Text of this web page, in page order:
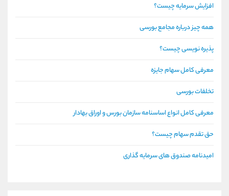
افزایش سرمایه چیست؟
همه چیز درباره مجامع بورسی
پذیره نویسی چیست؟
معرفی کامل سهام جایزه
تخلفات بورسی
معرفی کامل انواع اساسنامه سازمان بورس و اوراق بهادار
حق تقدم سهام چیست؟
امیدنامه صندوق های سرمایه گذاری